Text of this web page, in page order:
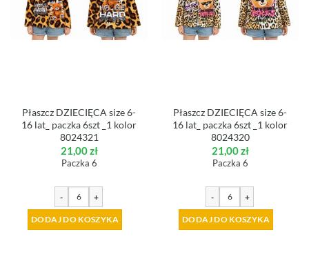
Płaszcz DZIECIĘCA size 6-
16 lat_ paczka 6szt _1 kolor
8024321
21,00zł
Paczka 6
- +
DODAJ DO KOSZYKA
Płaszcz DZIECIĘCA size 6-
16 lat_ paczka 6szt _1 kolor
8024320
21,00zł
Paczka 6
- +
DODAJ DO KOSZYKA